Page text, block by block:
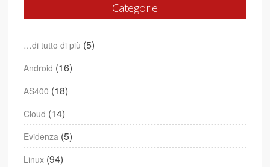
Categorie
…di tutto di più (5)
Android (16)
AS400 (18)
Cloud (14)
Evidenza (5)
Linux (94)